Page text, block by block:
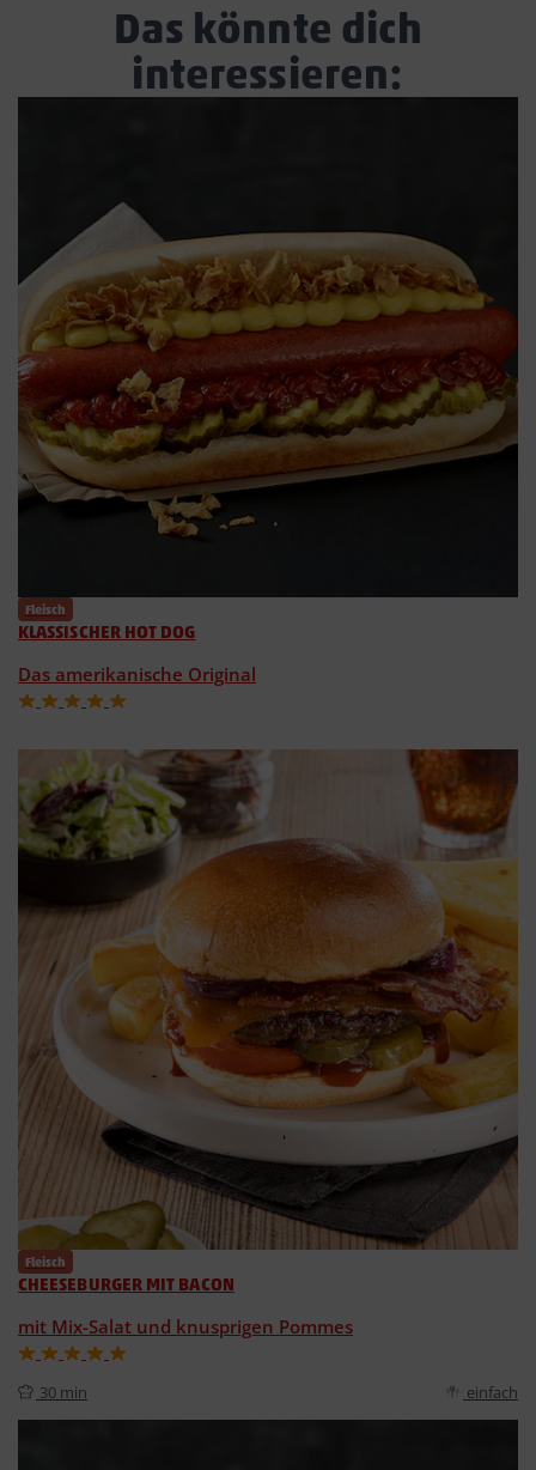
Das könnte dich
interessieren:
Fleisch
KLASSISCHER HOT DOG
Das amerikanische Original
Fleisch
CHEESEBURGER MIT BACON
mit Mix-Salat und knusprigen Pommes
30 min einfach